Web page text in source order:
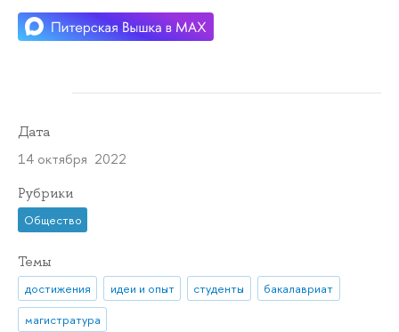
Дата
14 октября 2022
Рубрики
Общество
Темы
достижения идеи и опыт студенты
бакалавриат
магистратура